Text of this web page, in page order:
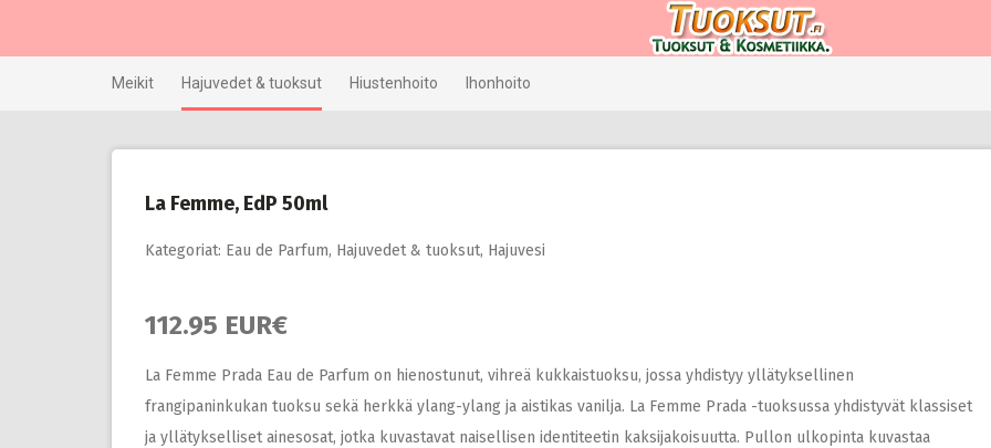
Meikit Hajuvedet & tuoksut Hiustenhoito Ihonhoito
La Femme, EdP 50ml
Kategoriat: Eau de Parfum, Hajuvedet & tuoksut, Hajuvesi
112.95 EUR€
La Femme Prada Eau de Parfum on hienostunut, vihreä kukkaistuoksu, jossa yhdistyy yllätyksellinen
frangipaninkukan tuoksu sekä herkkä ylang-ylang ja aistikas vanilja. ​La Femme Prada -tuoksussa yhdistyvät klassiset
ja yllätykselliset ainesosat, jotka kuvastavat naisellisen identiteetin kaksijakoisuutta. ​Pullon ulkopinta kuvastaa